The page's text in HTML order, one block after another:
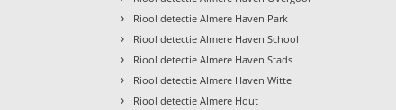
› Riool detectie Almere Haven Park
› Riool detectie Almere Haven School
› Riool detectie Almere Haven Stads
› Riool detectie Almere Haven Witte
› Riool detectie Almere Hout